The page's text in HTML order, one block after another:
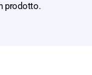
prodotto.